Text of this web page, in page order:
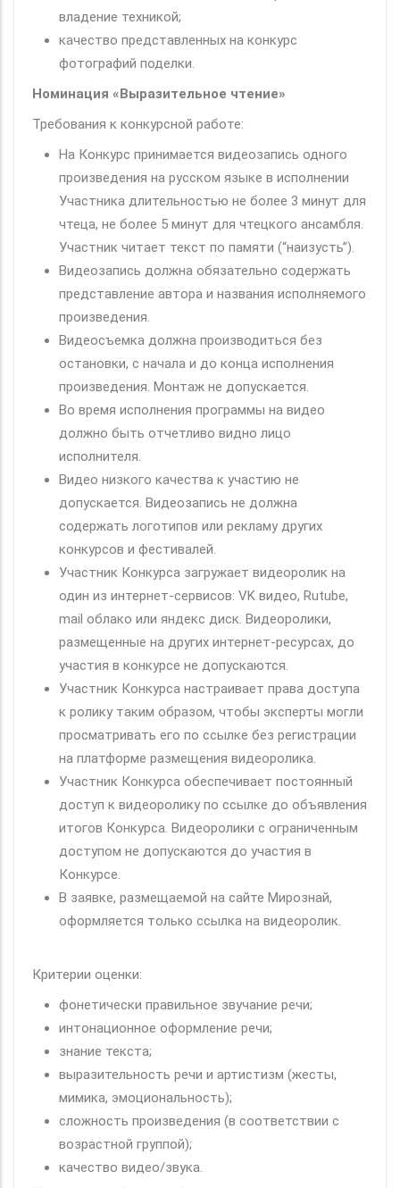
владение техникой;
качество представленных на конкурс
фотографий поделки.
Номинация «Выразительное чтение»
Требования к конкурсной работе:
На Конкурс принимается видеозапись одного
произведения на русском языке в исполнении
Участника длительностью не более 3 минут для
чтеца, не более 5 минут для чтецкого ансамбля.
Участник читает текст по памяти (“наизусть”).
Видеозапись должна обязательно содержать
представление автора и названия исполняемого
произведения.
Видеосъемка должна производиться без
остановки, с начала и до конца исполнения
произведения. Монтаж не допускается.
Во время исполнения программы на видео
должно быть отчетливо видно лицо
исполнителя.
Видео низкого качества к участию не
допускается. Видеозапись не должна
содержать логотипов или рекламу других
конкурсов и фестивалей.
Участник Конкурса загружает видеоролик на
один из интернет-сервисов: VK видео, Rutube,
mail облако или яндекс диск. Видеоролики,
размещенные на других интернет-ресурсах, до
участия в конкурсе не допускаются.
Участник Конкурса настраивает права доступа
к ролику таким образом, чтобы эксперты могли
просматривать его по ссылке без регистрации
на платформе размещения видеоролика.
Участник Конкурса обеспечивает постоянный
доступ к видеоролику по ссылке до объявления
итогов Конкурса. Видеоролики с ограниченным
доступом не допускаются до участия в
Конкурсе.
В заявке, размещаемой на сайте Мирознай,
оформляется только ссылка на видеоролик.
Критерии оценки:
фонетически правильное звучание речи;
интонационное оформление речи;
знание текста;
выразительность речи и артистизм (жесты,
мимика, эмоциональность);
сложность произведения (в соответствии с
возрастной группой);
качество видео/звука.